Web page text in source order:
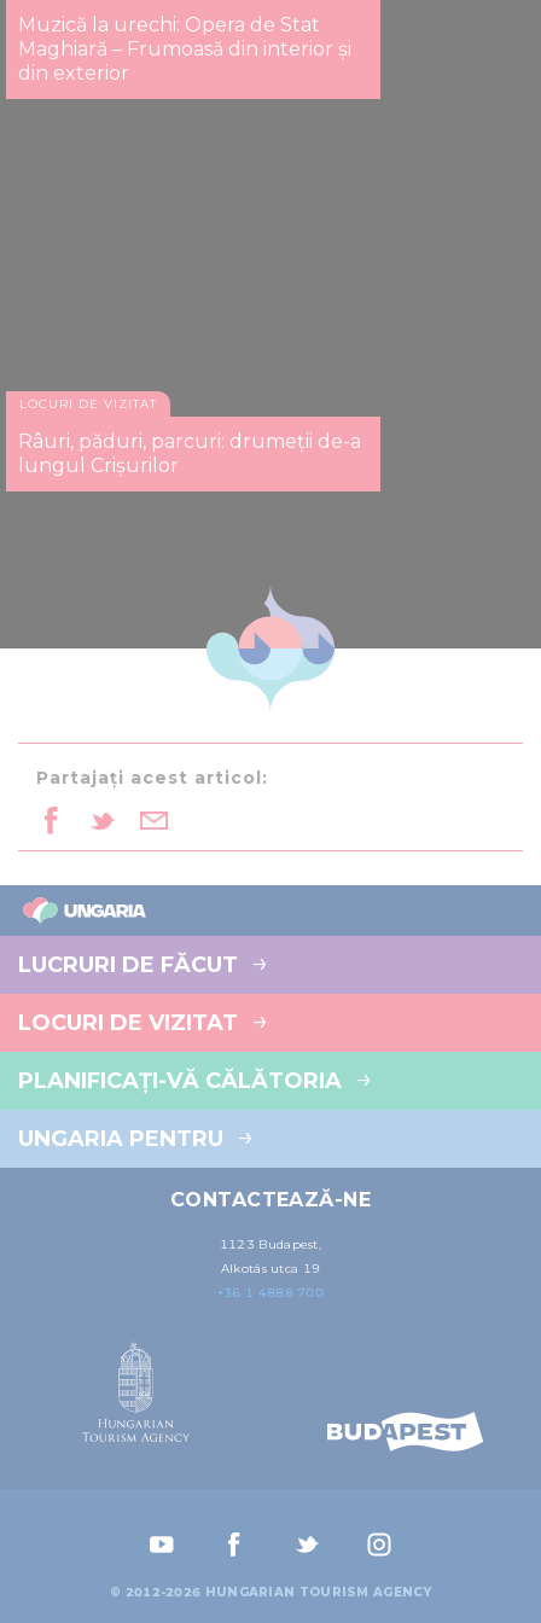
Muzică la urechi: Opera de Stat
Maghiară – Frumoasă din interior și
din exterior
LOCURI DE VIZITAT
Râuri, păduri, parcuri: drumeții de-a
lungul Crişurilor
Partajați acest articol:
LUCRURI DE FĂCUT
LOCURI DE VIZITAT
PLANIFICAȚI-VĂ CĂLĂTORIA
UNGARIA PENTRU
CONTACTEAZĂ-NE
1123 Budapest,
Alkotás utca 19
+36 1 4888 700
© 2012-2026 HUNGARIAN TOURISM AGENCY